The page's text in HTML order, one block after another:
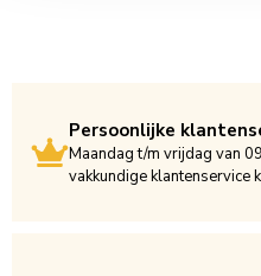
Persoonlijke
Maandag t/m vrijdag van
vakkundige klantenservice